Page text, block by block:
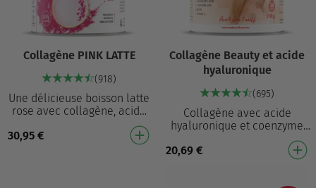
Collagène PINK LATTE
(918)
Une délicieuse boisson latte
rose avec collagène, acide
ashwagandha Goût crémeux
de noix de coco et de …
30,95€
Collagène Beauty et acide
hyaluronique
(695)
Collagène avec acide
hyaluronique et coenzyme
Q10 Formule de beauté tout-
en-un : collagène, MSM,
biotine, acide hyaluro…
20,69€